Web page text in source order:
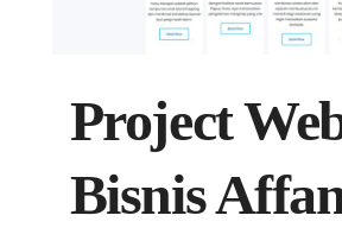
Project
Bisnis